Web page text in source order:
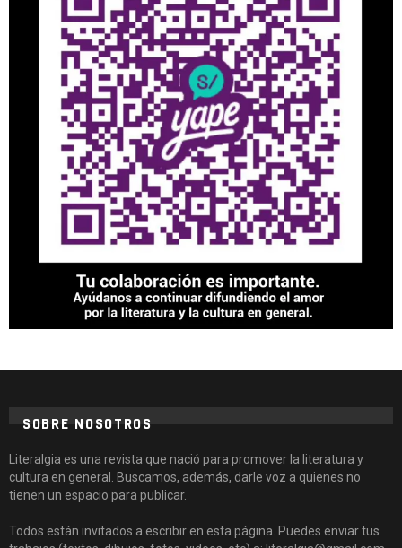
SOBRE NOSOTROS
Literalgia es una revista que nació para promover la literatura y
cultura en general. Buscamos, además, darle voz a quienes no
tienen un espacio para publicar.
Todos están invitados a escribir en esta página. Puedes enviar tus